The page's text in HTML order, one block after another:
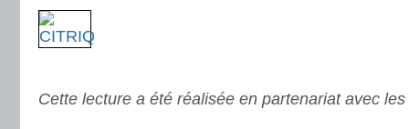
Cette lecture a été réalisée en partenariat avec